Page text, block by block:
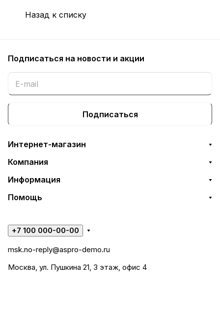
Назад к списку
Подписаться на новости и акции
Подписаться
Интернет-магазин
Компания
Информация
Помощь
+7 100 000-00-00
msk.no-reply@aspro-demo.ru
Москва, ул. Пушкина 21, 3 этаж, офис 4